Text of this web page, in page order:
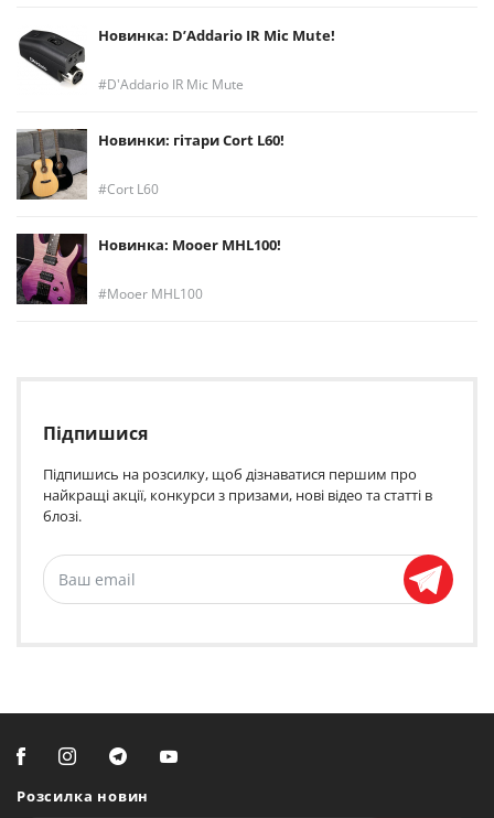
Новинка: D’Addario IR Mic Mute!
D'Addario IR Mic Mute
Новинки: гітари Cort L60!
Cort L60
Новинка: Mooer MHL100!
Mooer MHL100
Підпишися
Підпишись на розсилку, щоб дізнаватися першим про
найкращі акції, конкурси з призами, нові відео та статті в
блозі.
Розсилка новин